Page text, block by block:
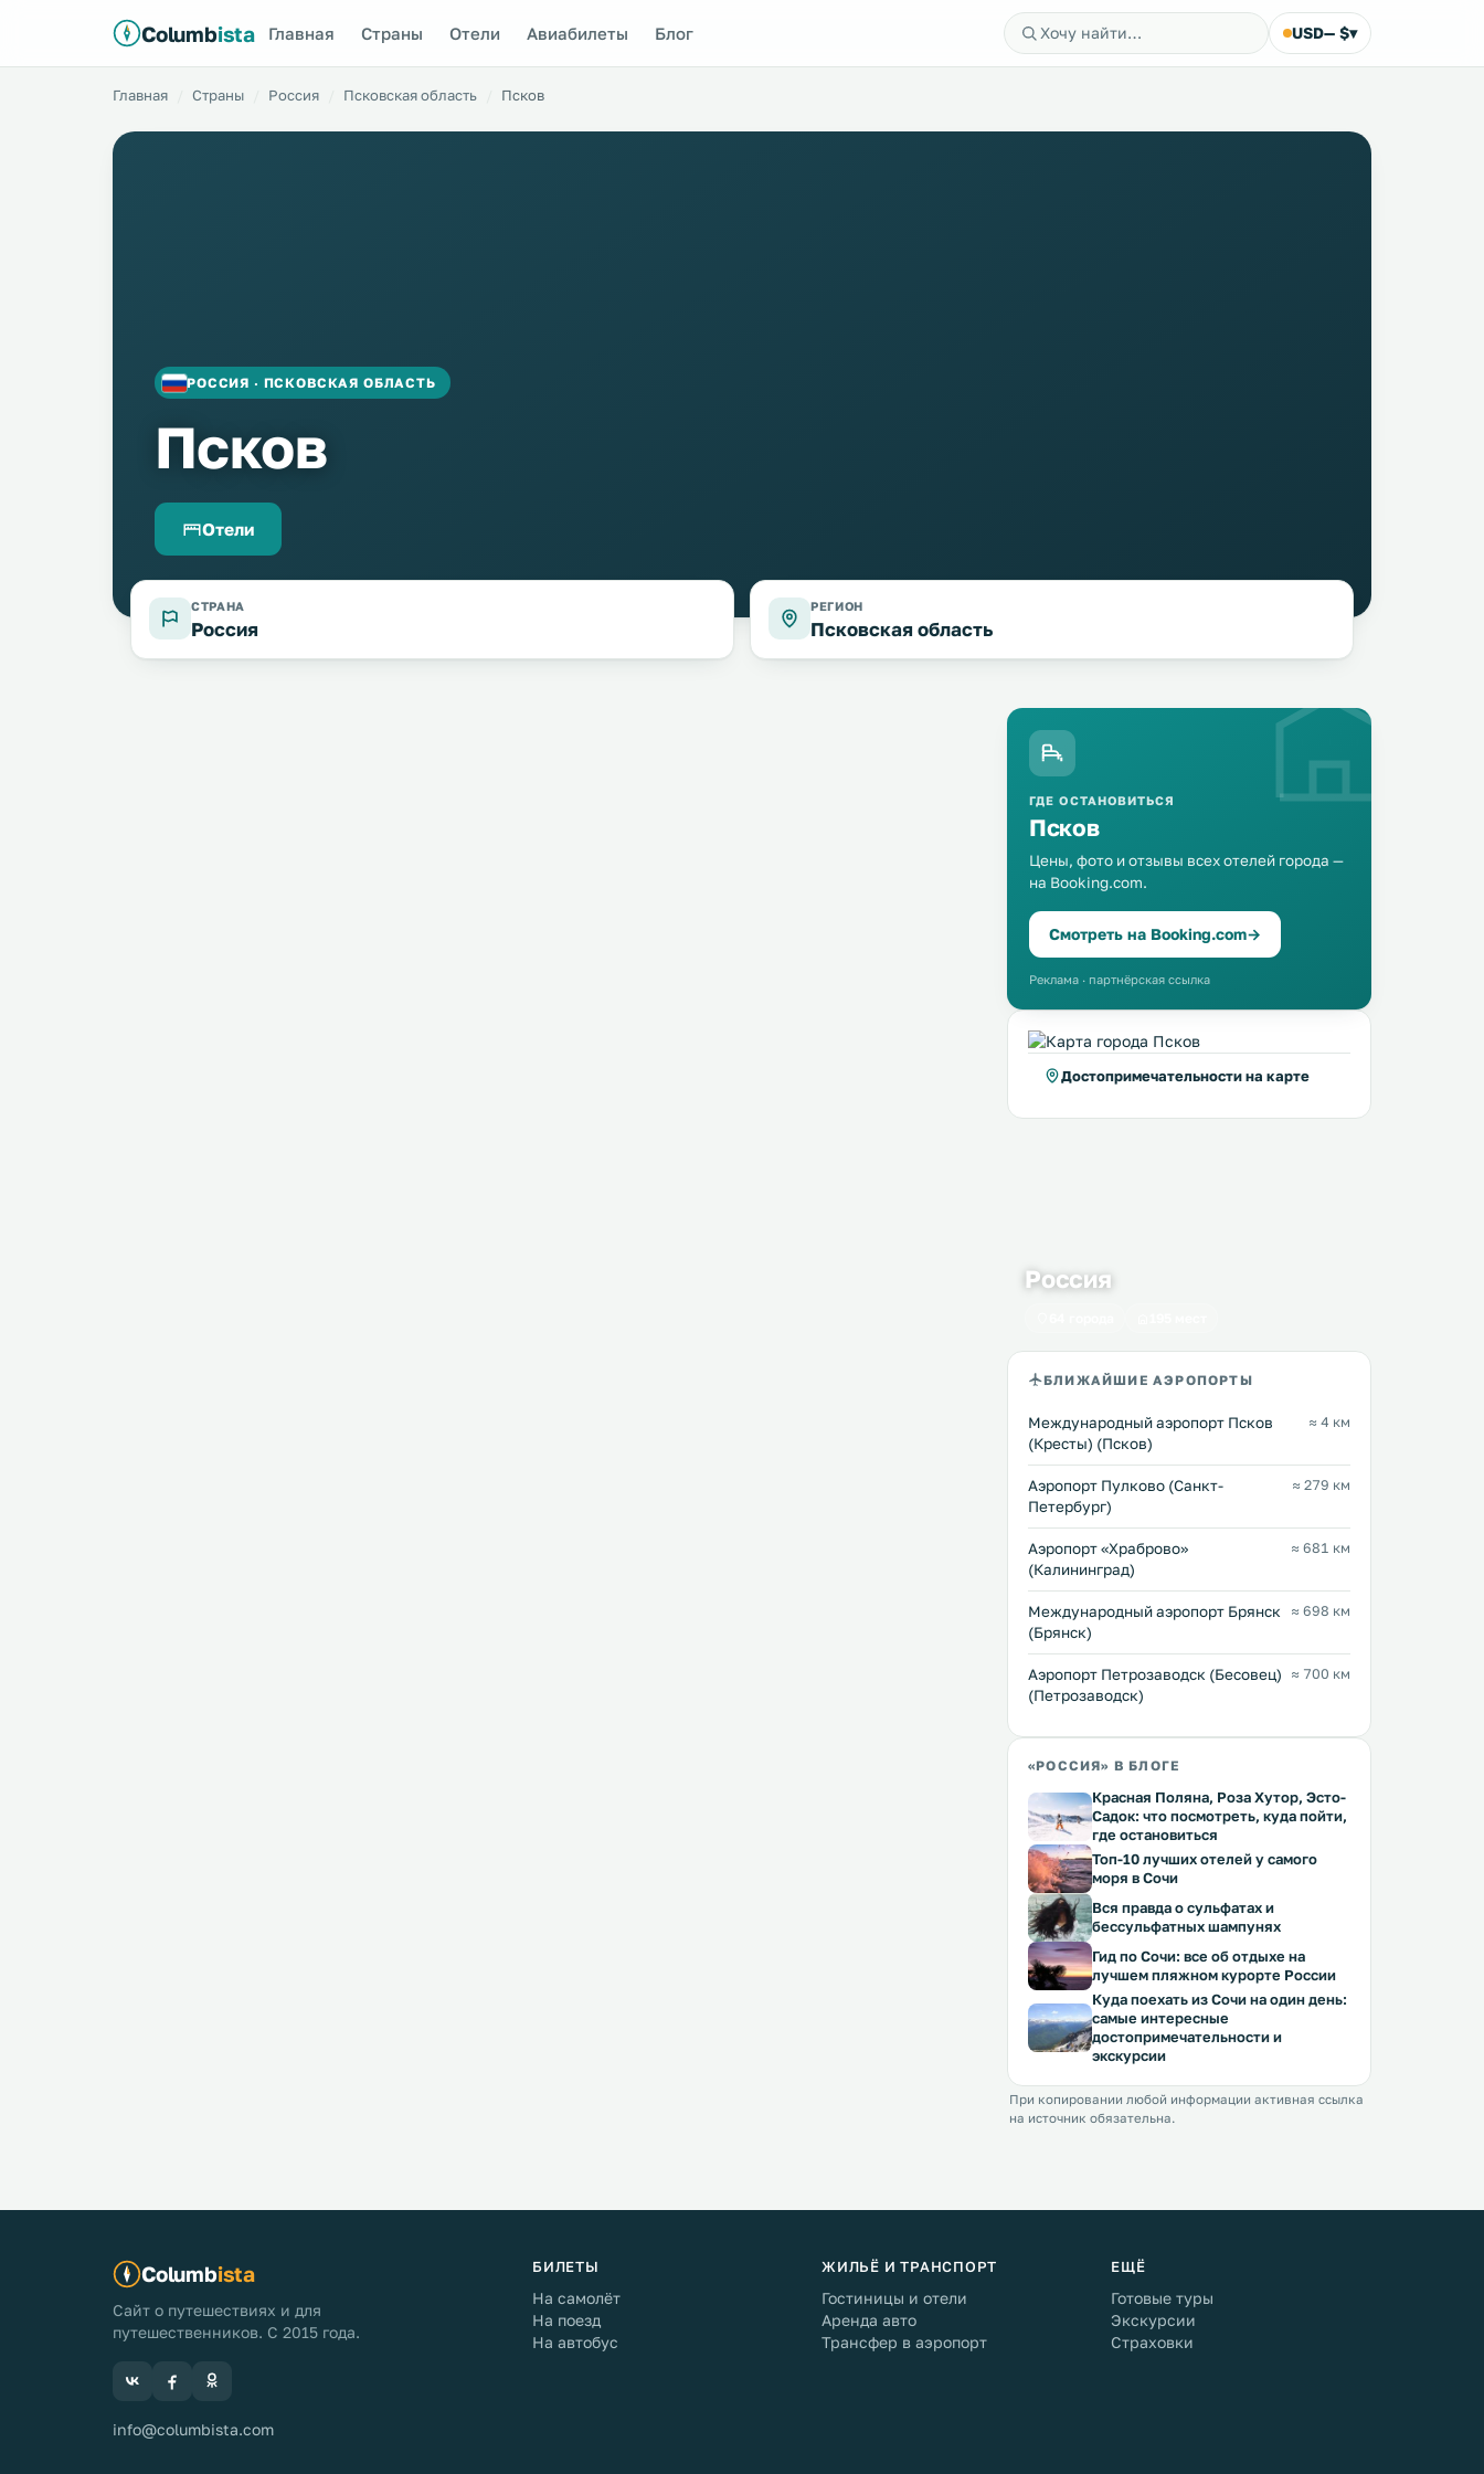
Columbista Главная Страны Отели Авиабилеты Блог USD— $▾
Главная Страны Россия Псковская область Псков
РОССИЯ · ПСКОВСКАЯ ОБЛАСТЬ
Псков
Отели
СТРАНА
Россия
РЕГИОН
Псковская область
ГДЕ ОСТАНОВИТЬСЯ
Псков
Цены, фото и отзывы всех отелей города —
на Booking.com.
Смотреть на Booking.com→
Реклама · партнёрская ссылка
Достопримечательности на карте
Россия
БЛИЖАЙШИЕ АЭРОПОРТЫ
Международный аэропорт Псков
(Кресты) (Псков)
≈ 4 км
Аэропорт Пулково (Санкт-
Петербург)
≈ 279 км
Аэропорт «Храброво»
(Калининград)
≈ 681 км
Международный аэропорт Брянск
(Брянск)
≈ 698 км
Аэропорт Петрозаводск (Бесовец)
(Петрозаводск)
≈ 700 км
«РОССИЯ» В БЛОГЕ
Красная Поляна, Роза Хутор, Эсто-
Садок: что посмотреть, куда пойти,
где остановиться
Топ-10 лучших отелей у самого
моря в Сочи
Вся правда о сульфатах и
бессульфатных шампунях
Гид по Сочи: все об отдыхе на
лучшем пляжном курорте России
Куда поехать из Сочи на один день:
самые интересные
достопримечательности и
экскурсии
При копировании любой информации активная ссылка
на источник обязательна.
Columbista
Сайт о путешествиях и для
путешественников. С 2015 года.
info@columbista.com
БИЛЕТЫ
На самолёт
На поезд
На автобус
ЖИЛЬЁ И ТРАНСПОРТ
Гостиницы и отели
Аренда авто
Трансфер в аэропорт
ЕЩЁ
Готовые туры
Экскурсии
Страховки